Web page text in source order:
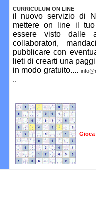
CURRICULUM ON LINE
il nuovo servizio di
mettere on line il
essere visto dalle
collaboratori,
pubblicare con
lieti di crearti una
in modo gratuito....
..
Gioca